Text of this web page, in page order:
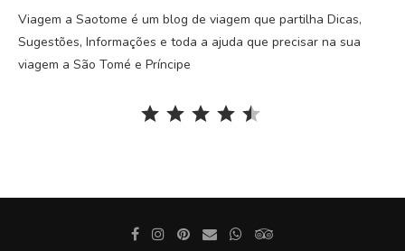
Viagem a Saotome é um blog de viagem que partilha Dicas,
Sugestões, Informações e toda a ajuda que precisar na sua
viagem a São Tomé e Príncipe